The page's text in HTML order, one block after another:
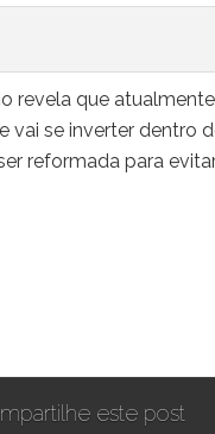
revela que
vai se inverter dentro
reformada para
este post